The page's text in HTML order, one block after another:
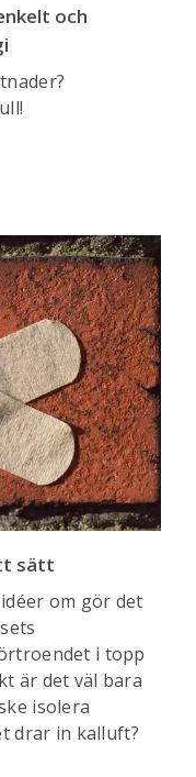
och
sätt
om gör det
i topp
är det väl bara
isolera
drar in kalluft?